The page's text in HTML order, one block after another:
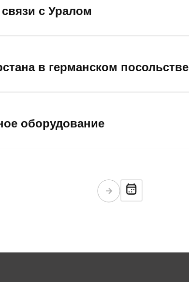
с Уралом
в германском посольстве
оборудование